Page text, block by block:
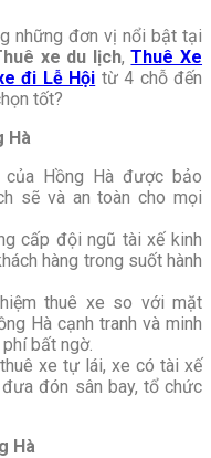
những đơn vị nổi bật tại
xe du lịch,Thuê Xe
đi Lễ Hội từ 4 chỗ đến
tốt?
Hà
của Hồng Hà được bảo
sẽ và an toàn cho mọi
cấp đội ngũ tài xế kinh
hàng trong suốt hành
thuê xe so với mặt
Hà cạnh tranh và minh
bất ngờ.
xe tự lái, xe có tài xế
đón sân bay, tổ chức
Hà